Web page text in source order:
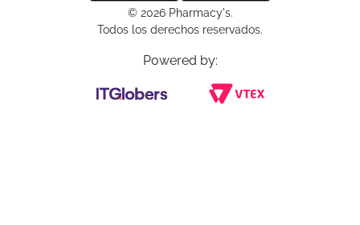
© 2026 Pharmacy's.
Todos los derechos reservados.
Powered by: